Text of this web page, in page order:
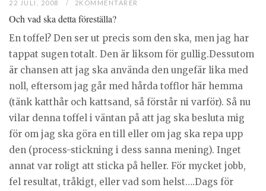
22 JULI, 2008 2KOMMENTARER
Och vad ska detta föreställa?
En toffel? Den ser ut precis som den ska, men jag har
tappat sugen totalt. Den är liksom för gullig.Dessutom
är chansen att jag ska använda den ungefär lika med
noll, eftersom jag går med hårda tofflor här hemma
(tänk katthår och kattsand, så förstår ni varför). Så nu
vilar denna toffel i väntan på att jag ska besluta mig
för om jag ska göra en till eller om jag ska repa upp
den (process-stickning i dess sanna mening). Inget
annat var roligt att sticka på heller. För mycket jobb,
fel resultat, tråkigt, eller vad som helst….Dags för